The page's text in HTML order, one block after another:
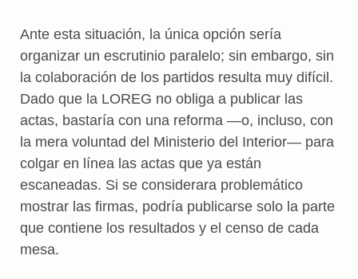
Ante esta situación, la única opción sería
organizar un escrutinio paralelo; sin embargo, sin
la colaboración de los partidos resulta muy difícil.
Dado que la LOREG no obliga a publicar las
actas, bastaría con una reforma —o, incluso, con
la mera voluntad del Ministerio del Interior— para
colgar en línea las actas que ya están
escaneadas. Si se considerara problemático
mostrar las firmas, podría publicarse solo la parte
que contiene los resultados y el censo de cada
mesa.